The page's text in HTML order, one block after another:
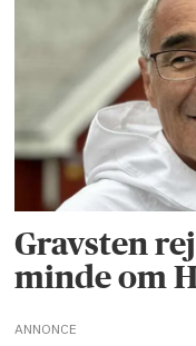
Gravsten
minde om
ANNONCE